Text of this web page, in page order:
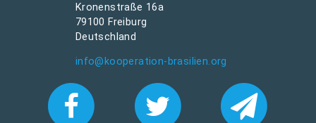
Kronenstraße 16a
79100 Freiburg
Deutschland
info@kooperation-brasilien.org